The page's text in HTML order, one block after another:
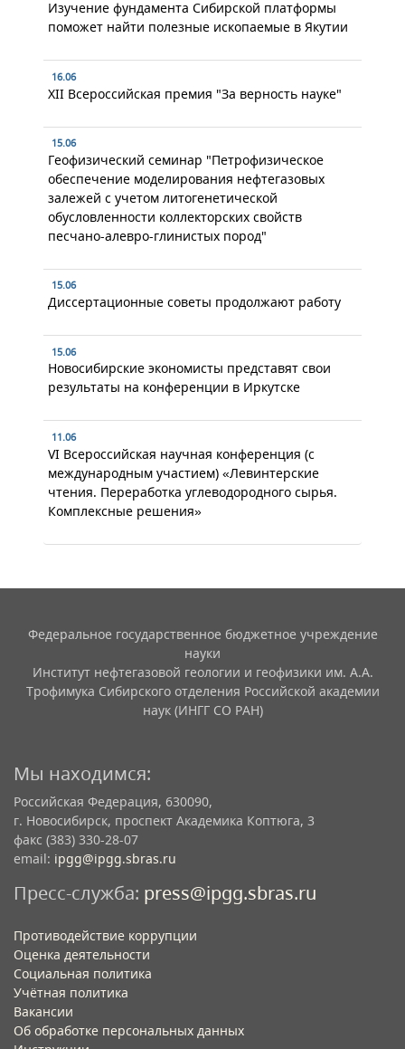
Изучение фундамента Сибирской платформы
поможет найти полезные ископаемые в Якутии
16.06
XII Всероссийская премия "За верность науке"
15.06
Геофизический семинар "Петрофизическое
обеспечение моделирования нефтегазовых
залежей с учетом литогенетической
обусловленности коллекторских свойств
песчано-алевро-глинистых пород"
15.06
Диссертационные советы продолжают работу
15.06
Новосибирские экономисты представят свои
результаты на конференции в Иркутске
11.06
VI Всероссийская научная конференция (с
международным участием) «Левинтерские
чтения. Переработка углеводородного сырья.
Комплексные решения»
Федеральное государственное бюджетное учреждение
науки
Институт нефтегазовой геологии и геофизики им. А.А.
Трофимука Сибирского отделения Российской академии
наук (ИНГГ СО РАН)
Мы находимся:
Российская Федерация, 630090,
г. Новосибирск, проспект Академика Коптюга, 3
факс (383) 330-28-07
email: ipgg@ipgg.sbras.ru
Пресс-служба: press@ipgg.sbras.ru
Противодействие коррупции
Оценка деятельности
Социальная политика
Учётная политика​
Вакансии​
Об обработке персональных данных​